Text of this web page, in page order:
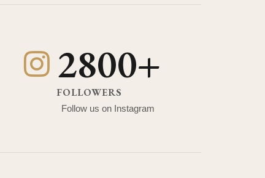
2800+
FOLLOWERS
Follow us on Instagram